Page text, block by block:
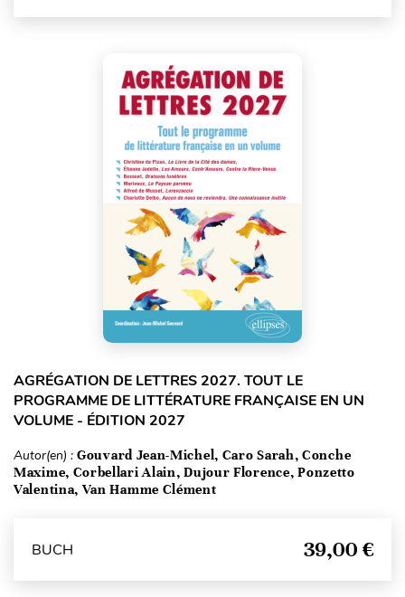
AGRÉGATION DE LETTRES 2027. TOUT LE
PROGRAMME DE LITTÉRATURE FRANÇAISE EN UN
VOLUME - ÉDITION 2027
Autor(en) : Gouvard Jean-Michel, Caro Sarah, Conche
Maxime, Corbellari Alain, Dujour Florence, Ponzetto
Valentina, Van Hamme Clément
BUCH 39,00 €